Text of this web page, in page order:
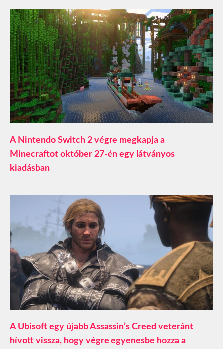
A Nintendo Switch 2 végre megkapja a
Minecraftot október 27-én egy látványos
kiadásban
A Ubisoft egy újabb Assassin’s Creed veteránt
hívott vissza, hogy végre egyenesbe hozza a